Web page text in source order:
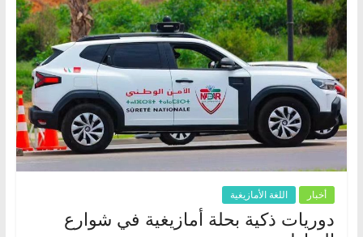
أخبار اللغة الأمازيغية
دوريات ذكية بحلة أمازيغية في شوارع